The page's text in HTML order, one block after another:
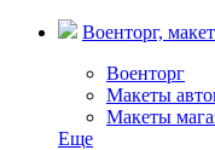
Военторг,
Военторг
Макеты
Макеты
Еще